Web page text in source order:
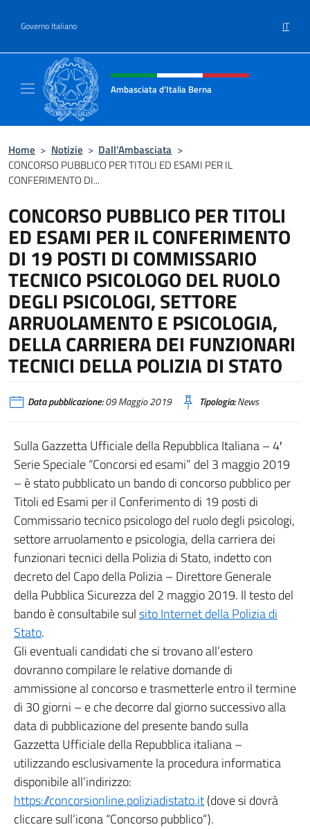
Governo Italiano IT
Intestazione sito, social e menù
Ambasciata d'Italia Berna
Home > Notizie > Dall’Ambasciata >
CONCORSO PUBBLICO PER TITOLI ED ESAMI PER IL
CONFERIMENTO DI...
CONCORSO PUBBLICO PER TITOLI
ED ESAMI PER IL CONFERIMENTO
DI 19 POSTI DI COMMISSARIO
TECNICO PSICOLOGO DEL RUOLO
DEGLI PSICOLOGI, SETTORE
ARRUOLAMENTO E PSICOLOGIA,
DELLA CARRIERA DEI FUNZIONARI
TECNICI DELLA POLIZIA DI STATO
Data pubblicazione:09 Maggio 2019 Tipologia:News
Sulla Gazzetta Ufficiale della Repubblica Italiana – 4′
Serie Speciale “Concorsi ed esami” del 3 maggio 2019
– è stato pubblicato un bando di concorso pubblico per
Titoli ed Esami per il Conferimento di 19 posti di
Commissario tecnico psicologo del ruolo degli psicologi,
settore arruolamento e psicologia, della carriera dei
funzionari tecnici della Polizia di Stato, indetto con
decreto del Capo della Polizia – Direttore Generale
della Pubblica Sicurezza del 2 maggio 2019. Il testo del
bando è consultabile sulsito Internet della Polizia di
Stato.
Gli eventuali candidati che si trovano all’estero
dovranno compilare le relative domande di
ammissione al concorso e trasmetterle entro il termine
di 30 giorni – e che decorre dal giorno successivo alla
data di pubblicazione del presente bando sulla
Gazzetta Ufficiale della Repubblica italiana –
utilizzando esclusivamente la procedura informatica
disponibile all’indirizzo:
https://concorsionline.poliziadistato.it(dove si dovrà
cliccare sull’icona “Concorso pubblico”).